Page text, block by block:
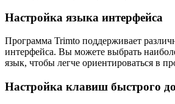
Настройка языка интерфейса
Программа Trimto поддерживает
интерфейса. Вы можете выбрать
язык, чтобы легче ориентироваться в
Настройка клавиш быстрого